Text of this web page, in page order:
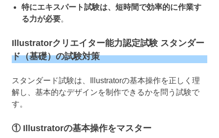
特にエキスパート試験は、短時間で効率的に作業す
る力が必要。
Illustratorクリエイター能力認定試験 スタンダー
ド（基礎）の試験対策
スタンダード試験は、Illustratorの基本操作を正しく理
解し、基本的なデザインを制作できるかを問う試験で
す。
① Illustratorの基本操作をマスター